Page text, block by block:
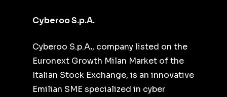
Cyberoo S.p.A.
Cyberoo S.p.A., company listed on the
Euronext Growth Milan Market of the
Italian Stock Exchange, is an innovative
Emilian SME specialized in cyber